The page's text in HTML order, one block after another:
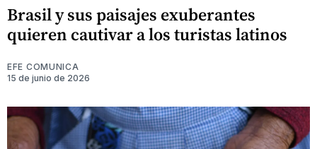
Brasil y sus paisajes exuberantes
quieren cautivar a los turistas latinos
EFE COMUNICA
15 de junio de 2026